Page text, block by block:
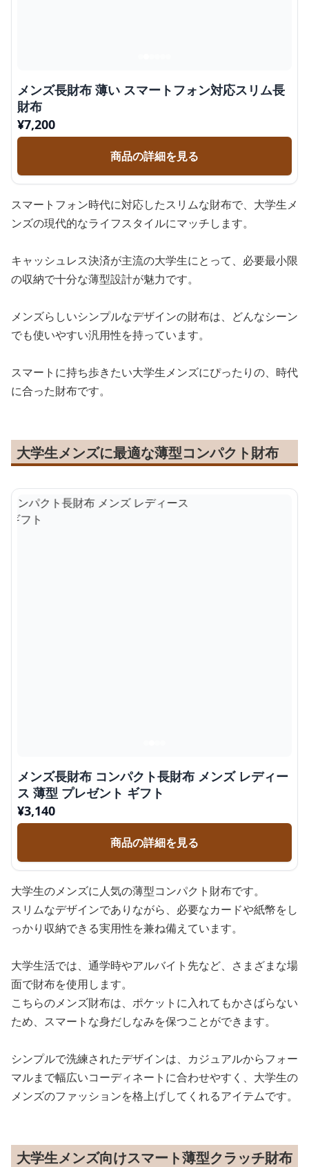
メンズ長財布 薄い スマートフォン対応スリム長
財布
¥7,200
商品の詳細を見る
スマートフォン時代に対応したスリムな財布で、大学生メ
ンズの現代的なライフスタイルにマッチします。
キャッシュレス決済が主流の大学生にとって、必要最小限
の収納で十分な薄型設計が魅力です。
メンズらしいシンプルなデザインの財布は、どんなシーン
でも使いやすい汎用性を持っています。
スマートに持ち歩きたい大学生メンズにぴったりの、時代
に合った財布です。
大学生メンズに最適な薄型コンパクト財布
メンズ長財布 コンパクト長財布 メンズ レディー
ス 薄型 プレゼント ギフト
¥3,140
商品の詳細を見る
大学生のメンズに人気の薄型コンパクト財布です。
スリムなデザインでありながら、必要なカードや紙幣をし
っかり収納できる実用性を兼ね備えています。
大学生活では、通学時やアルバイト先など、さまざまな場
面で財布を使用します。
こちらのメンズ財布は、ポケットに入れてもかさばらない
ため、スマートな身だしなみを保つことができます。
シンプルで洗練されたデザインは、カジュアルからフォー
マルまで幅広いコーディネートに合わせやすく、大学生の
メンズのファッションを格上げしてくれるアイテムです。
大学生メンズ向けスマート薄型クラッチ財布